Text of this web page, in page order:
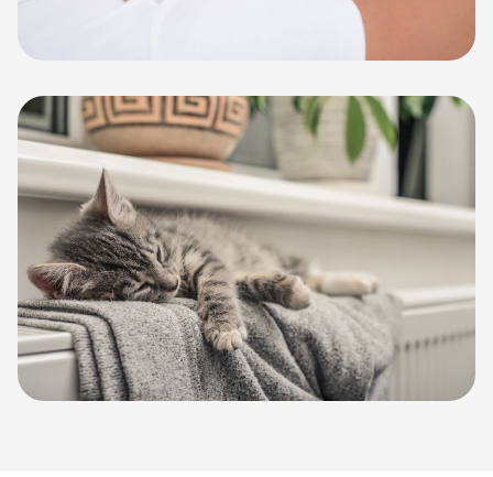
Koelen